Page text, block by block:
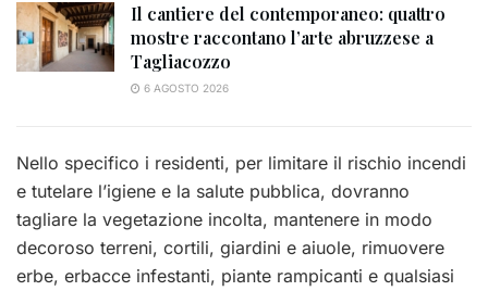
Il cantiere del contemporaneo: quattro
mostre raccontano l’arte abruzzese a
Tagliacozzo
6 AGOSTO 2026
Nello specifico i residenti, per limitare il rischio incendi
e tutelare l’igiene e la salute pubblica, dovranno
tagliare la vegetazione incolta, mantenere in modo
decoroso terreni, cortili, giardini e aiuole, rimuovere
erbe, erbacce infestanti, piante rampicanti e qualsiasi